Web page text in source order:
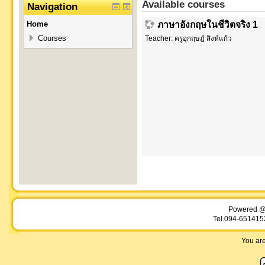
Available courses
ภาษาอังกฤษในชีวิตจริง 1
Teacher: ครูอุกฤษฎ์ สิงห์แก้ว
Navigation
Home
Courses
Powered
Tel.094-
You